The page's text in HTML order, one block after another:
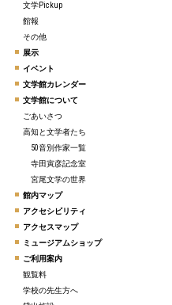
文学Pickup
館報
その他
展示
イベント
文学館カレンダー
文学館について
ごあいさつ
高知と文学者たち
50音別作家一覧
寺田寅彦記念室
宮尾文学の世界
館内マップ
アクセシビリティ
アクセスマップ
ミュージアムショップ
ご利用案内
観覧料
学校の先生方へ